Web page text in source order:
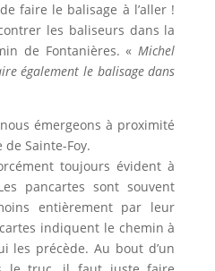
faire le balisage à l’aller !
les baliseurs dans la
de Fontanières. «Michel
également le balisage dans
émergeons à proximité
de Sainte-Foy.
toujours évident à
pancartes sont souvent
entièrement par leur
indiquent le chemin à
les précède. Au bout d’un